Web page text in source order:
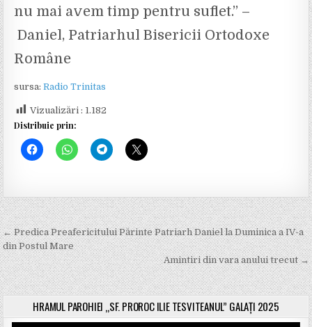
nu mai avem timp pentru suflet.” –
Daniel, Patriarhul Bisericii Ortodoxe
Române
sursa:Radio Trinitas
Vizualizări : 1.182
Distribuie prin:
N
a
v
← Predica Preafericitului Părinte Patriarh Daniel la Duminica a IV-a
din Postul Mare
Amintiri din vara anului trecut →
HRAMUL PAROHIEI „SF. PROROC ILIE TESVITEANUL” GALAȚI 2025